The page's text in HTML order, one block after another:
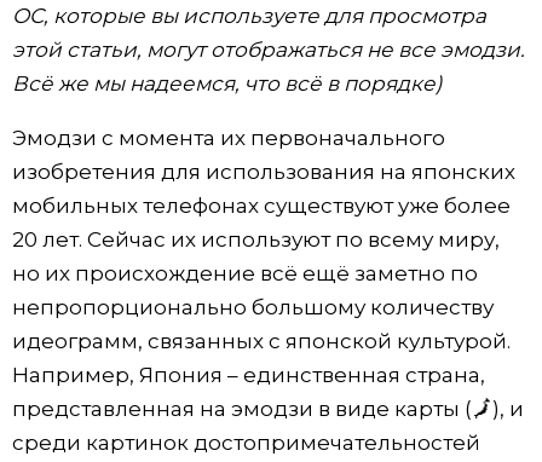
Токио
ОС, которые вы используете для просмотра
этой статьи, могут отображаться не все эмодзи.
Всё же мы надеемся, что всё в порядке)
Эмодзи с момента их первоначального
изобретения для использования на японских
мобильных телефонах существуют уже более
20 лет. Сейчас их используют по всему миру,
но их происхождение всё ещё заметно по
непропорционально большому количеству
идеограмм, связанных с японской культурой.
Например, Япония – единственная страна,
представленная на эмодзи в виде карты (🗾), и
среди картинок достопримечательностей